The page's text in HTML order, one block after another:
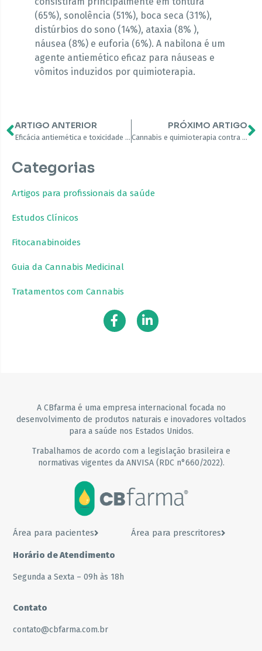
(65%), sonolência (51%), boca seca (31%),
distúrbios do sono (14%), ataxia (8% ),
náusea (8%) e euforia (6%). A nabilona é um
agente antiemético eficaz para náuseas e
vômitos induzidos por quimioterapia.
ARTIGO ANTERIOR
Eficácia antiemética e toxicidade da nabilona, um canabinoide sintético, na quimioterapia do câncer de pulmão
PRÓXIMO ARTIGO
Cannabis e quimioterapia contra o câncer. Uma comparação de delta-9-THC oral e proclorperazina
Categorias
Artigos para profissionais da saúde
Estudos Clínicos
Fitocanabinoides
Guia da Cannabis Medicinal
Tratamentos com Cannabis
A CBfarma é uma empresa internacional focada no
desenvolvimento de produtos naturais e inovadores voltados
para a saúde nos Estados Unidos.
Trabalhamos de acordo com a legislação brasileira e
normativas vigentes da ANVISA (RDC n°660/2022).
Área para pacientes Área para prescritores
Horário de Atendimento
Segunda a Sexta – 09h às 18h
Contato
contato@cbfarma.com.br